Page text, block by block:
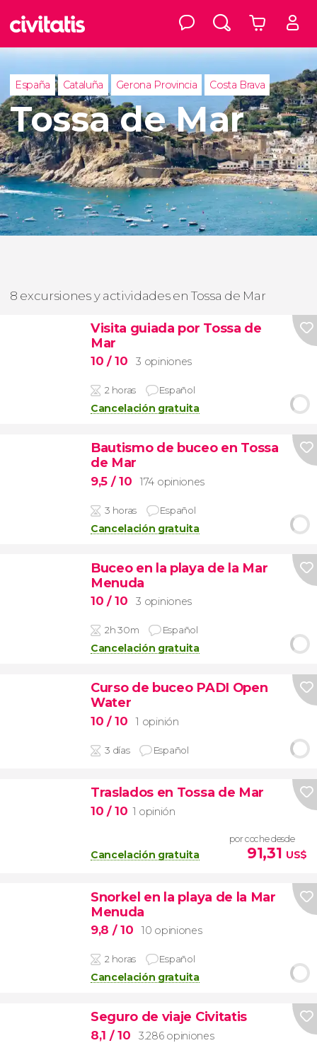
España Cataluña Gerona Provincia Costa Brava
Tossa de Mar
8 excursiones y actividades en Tossa de Mar
Visita guiada por Tossa de
Mar
10 / 10 3 opiniones
2 horas Español
Cancelación gratuita
Bautismo de buceo en Tossa
de Mar
9,5 / 10 174 opiniones
3 horas Español
Cancelación gratuita
Buceo en la playa de la Mar
Menuda
10 / 10 3 opiniones
2h 30m Español
Cancelación gratuita
Curso de buceo PADI Open
Water
10 / 10 1 opinión
3 días Español
Traslados en Tossa de Mar
10 / 10 1 opinión
Cancelación gratuita
por coche desde
91,31 US$
Snorkel en la playa de la Mar
Menuda
9,8 / 10 10 opiniones
2 horas Español
Cancelación gratuita
Seguro de viaje Civitatis
8,1 / 10 3.286 opiniones